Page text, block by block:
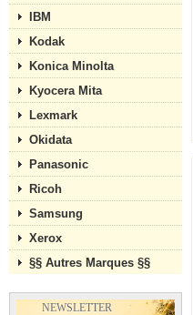
IBM
Kodak
Konica Minolta
Kyocera Mita
Lexmark
Okidata
Panasonic
Ricoh
Samsung
Xerox
§§ Autres Marques §§
NEWSLETTER